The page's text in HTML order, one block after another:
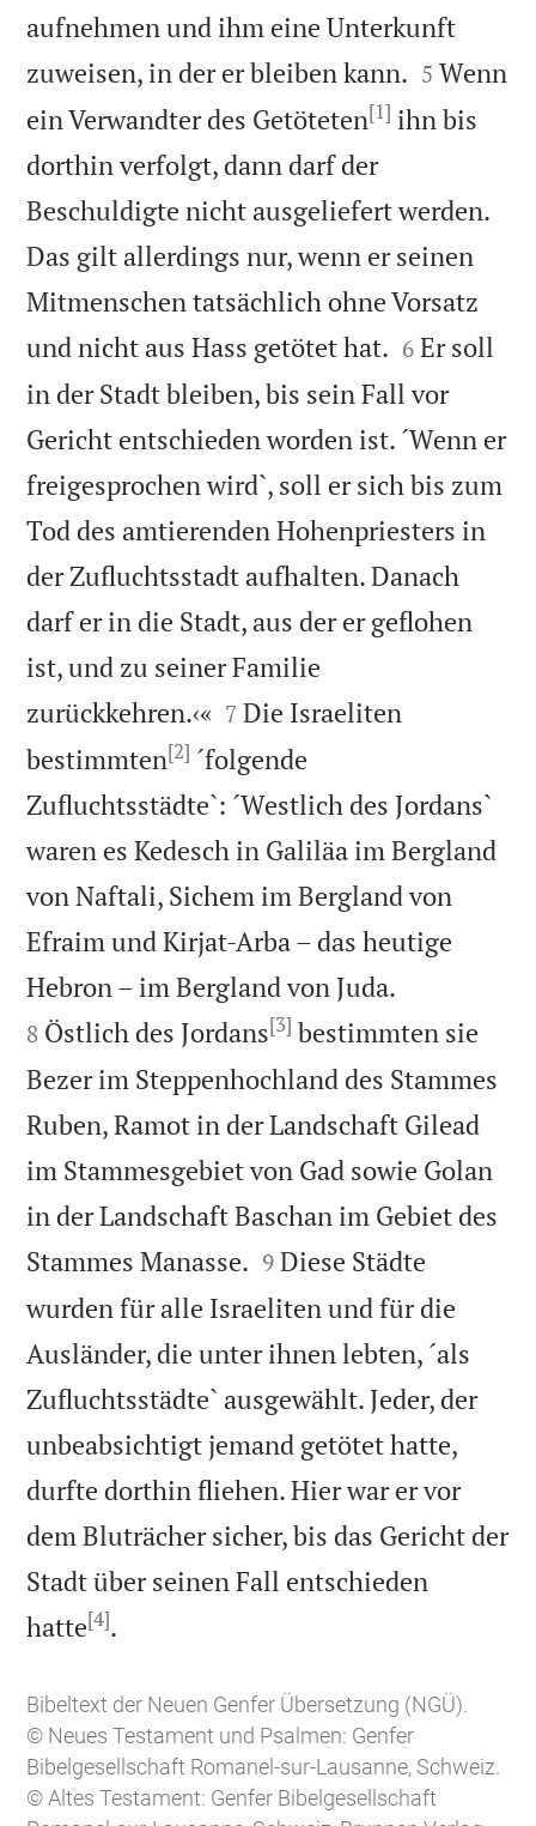
aufnehmen und ihm eine Unterkunft
zuweisen, in der er bleiben kann. 

5 Wenn
ein Verwandter des Getöteten[1] ihn bis
dorthin verfolgt, dann darf der
Beschuldigte nicht ausgeliefert werden.
Das gilt allerdings nur, wenn er seinen
Mitmenschen tatsächlich ohne Vorsatz
und nicht aus Hass getötet hat. 

6 Er soll
in der Stadt bleiben, bis sein Fall vor
Gericht entschieden worden ist. ´Wenn er
freigesprochen wird`, soll er sich bis zum
Tod des amtierenden Hohenpriesters in
der Zufluchtsstadt aufhalten. Danach
darf er in die Stadt, aus der er geflohen
ist, und zu seiner Familie
zurückkehren.‹« 

7 Die Israeliten
bestimmten[2] ´folgende
Zufluchtsstädte`: ´Westlich des Jordans`
waren es Kedesch in Galiläa im Bergland
von Naftali, Sichem im Bergland von
Efraim und Kirjat-Arba – das heutige
Hebron – im Bergland von Juda.
8 Östlich des Jordans[3] bestimmten sie
Bezer im Steppenhochland des Stammes
Ruben, Ramot in der Landschaft Gilead
im Stammesgebiet von Gad sowie Golan
in der Landschaft Baschan im Gebiet des
Stammes Manasse. 

9 Diese Städte
wurden für alle Israeliten und für die
Ausländer, die unter ihnen lebten, ´als
Zufluchtsstädte` ausgewählt. Jeder, der
unbeabsichtigt jemand getötet hatte,
durfte dorthin fliehen. Hier war er vor
dem Bluträcher sicher, bis das Gericht der
Stadt über seinen Fall entschieden
hatte[4].
Bibeltext der Neuen Genfer Übersetzung (NGÜ).
© Neues Testament und Psalmen: Genfer
Bibelgesellschaft Romanel-sur-Lausanne, Schweiz.
© Altes Testament: Genfer Bibelgesellschaft